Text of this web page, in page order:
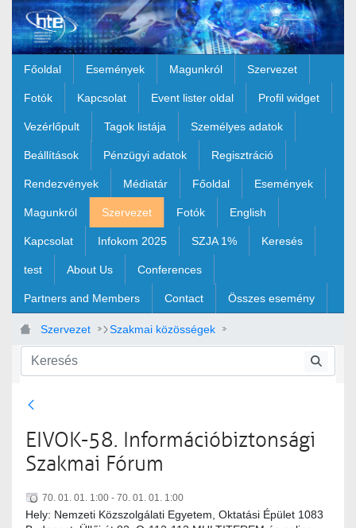
Ugrás a fő tartalomhoz
Főoldal Események Magunkról Szervezet
Fotók Kapcsolat Event lister oldal Profil widget
Vezérlőpult Tagok listája Személyes adatok
Beállítások Pénzügyi adatok Regisztráció
Rendezvények Médiatár Főoldal Események
Magunkról Szervezet Fotók English
Kapcsolat Infokom 2025 SZJA 1% Keresés
test About Us Conferences
Partners and Members Contact Összes esemény
Szervezet Szakmai közösségek
Szenior szakosztály Szenior szakosztály rendezvényei
EIVOK-58. Információbiztonsági
Szakmai Fórum
70. 01. 01. 1:00 - 70. 01. 01. 1:00
Hely: ​​​​​​​Nemzeti Közszolgálati Egyetem, Oktatási Épület 1083